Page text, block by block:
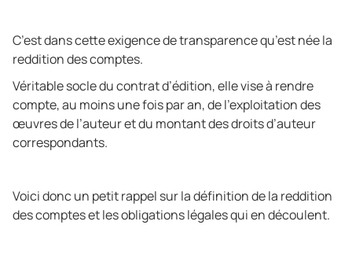
C’est dans cette exigence de transparence qu’est née la
reddition des comptes.
Véritable socle du contrat d’édition, elle vise à rendre
compte, au moins une fois par an, de l’exploitation des
œuvres de l’auteur et du montant des droits d’auteur
correspondants.
Voici donc un petit rappel sur la définition de la reddition
des comptes et les obligations légales qui en découlent.